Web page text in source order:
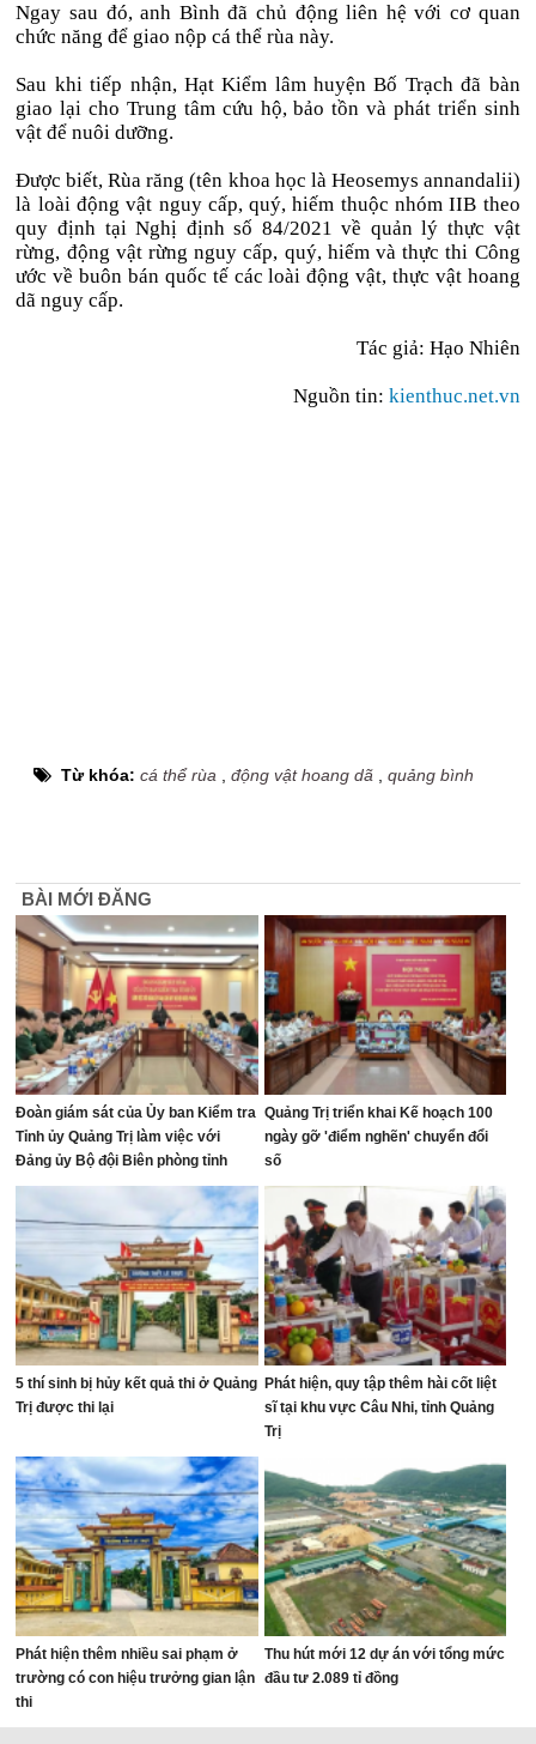
Ngay sau đó, anh Bình đã chủ động liên hệ với cơ quan
chức năng để giao nộp cá thể rùa này.
Sau khi tiếp nhận, Hạt Kiểm lâm huyện Bố Trạch đã bàn
giao lại cho Trung tâm cứu hộ, bảo tồn và phát triển sinh
vật để nuôi dưỡng.
Được biết, Rùa răng (tên khoa học là Heosemys annandalii)
là loài động vật nguy cấp, quý, hiếm thuộc nhóm IIB theo
quy định tại Nghị định số 84/2021 về quản lý thực vật
rừng, động vật rừng nguy cấp, quý, hiếm và thực thi Công
ước về buôn bán quốc tế các loài động vật, thực vật hoang
dã nguy cấp.
Tác giả: Hạo Nhiên
Nguồn tin: kienthuc.net.vn
Từ khóa:cá thể rùa ,động vật hoang dã ,quảng bình
BÀI MỚI ĐĂNG
Đoàn giám sát của Ủy ban Kiểm tra
Tỉnh ủy Quảng Trị làm việc với
Đảng ủy Bộ đội Biên phòng tỉnh
Quảng Trị triển khai Kế hoạch 100
ngày gỡ 'điểm nghẽn' chuyển đổi
số
5 thí sinh bị hủy kết quả thi ở Quảng
Trị được thi lại
Phát hiện, quy tập thêm hài cốt liệt
sĩ tại khu vực Câu Nhi, tỉnh Quảng
Trị
Phát hiện thêm nhiều sai phạm ở
trường có con hiệu trưởng gian lận
thi
Thu hút mới 12 dự án với tổng mức
đầu tư 2.089 tỉ đồng